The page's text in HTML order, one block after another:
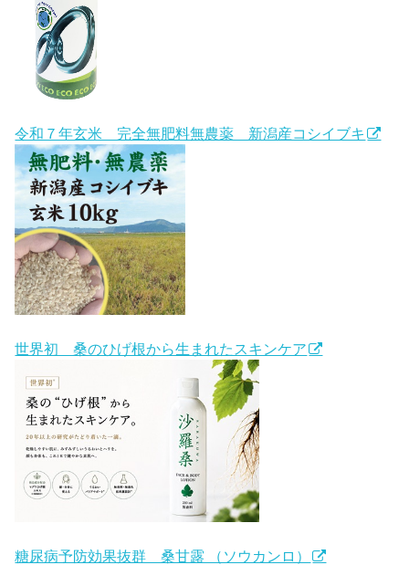
令和７年玄米 完全無肥料無農薬 新潟産コシイブキ
世界初 桑のひげ根から生まれたスキンケア
糖尿病予防効果抜群 桑甘露 （ソウカンロ）